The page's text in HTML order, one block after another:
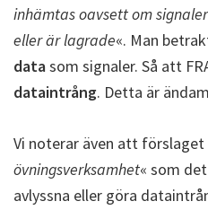
inhämtas oavsett om
eller är lagrade«. Man
datasom signaler. Så att
dataintrång. Detta är
Vi noterar även att förslaget
övningsverksamhet« som
avlyssna eller göra